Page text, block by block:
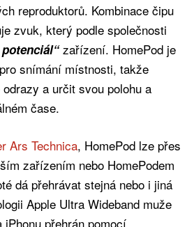
reproduktorů. Kombinace čipu
zvuk, který podle společnosti
zařízení. HomePod je
snímání místnosti, takže
a určit svou polohu a
čase.
Ars Technica, HomePod lze přes
zařízením nebo HomePodem
dá přehrávat stejná nebo i jiná
Apple Ultra Wideband muže
přehrán pomocí